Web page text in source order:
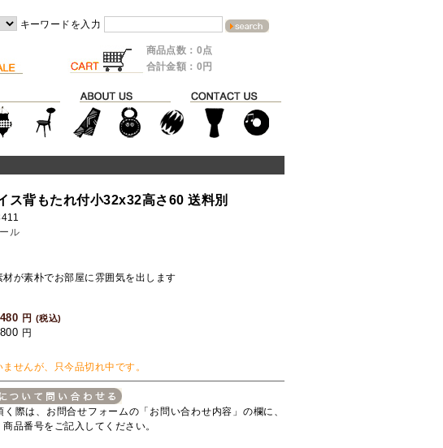
キーワードを入力
商品点数：0点
合計金額：0円
ス背もたれ付小32x32高さ60 送料別
ル
材が素朴でお部屋に雰囲気を出します
円 (税込)
円
せんが、只今品切れ中です。
く際は、お問合せフォームの「お問い合わせ内容」の欄に、
品番号をご記入してください。